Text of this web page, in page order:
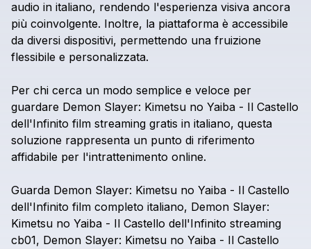
audio in italiano, rendendo l'esperienza visiva ancora
più coinvolgente. Inoltre, la piattaforma è accessibile
da diversi dispositivi, permettendo una fruizione
flessibile e personalizzata.
Per chi cerca un modo semplice e veloce per
guardare Demon Slayer: Kimetsu no Yaiba - Il Castello
dell'Infinito film streaming gratis in italiano, questa
soluzione rappresenta un punto di riferimento
affidabile per l'intrattenimento online.
Guarda Demon Slayer: Kimetsu no Yaiba - Il Castello
dell'Infinito film completo italiano, Demon Slayer:
Kimetsu no Yaiba - Il Castello dell'Infinito streaming
cb01, Demon Slayer: Kimetsu no Yaiba - Il Castello